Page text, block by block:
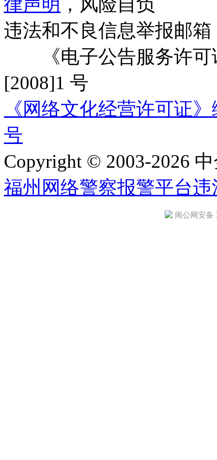
律声明 ，风险自负
违法和不良信息举报邮箱
《电子公告服务许可
[2008]1 号
《网络文化经营许可证
号
Copyright © 2003-2026
福州网络警察报警平台违
闽公网安备